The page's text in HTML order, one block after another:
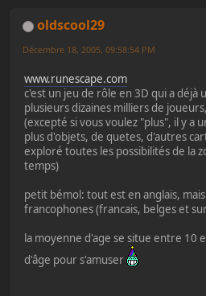
oldscool29
Décembre 18, 2005, 09:58:54 PM
www.runescape.com
c'est un jeu de rôle en 3D qui a déjà
plusieurs dizaines milliers de
(excepté si vous voulez "plus", il y a
plus d'objets, de quetes, d'autres
exploré toutes les possibilités de la
temps)
petit bémol: tout est en anglais,
francophones (francais, belges et
la moyenne d'age se situe entre 10
d'âge pour s'amuser